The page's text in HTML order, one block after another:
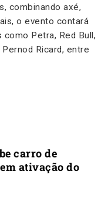
combinando axé,
o evento contará
Petra, Red Bull,
Ricard, entre
carro de
ativação do